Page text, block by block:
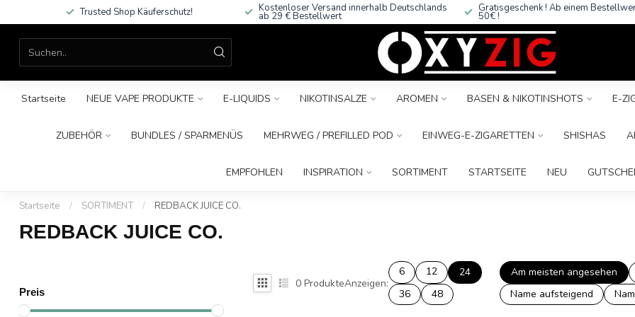
Trusted Shop Käuferschutz! Kostenloser Versand innerhalb Deutschlands
ab 29 € Bestellwert
Gratisgeschenk ! Ab einem
50€ !
Startseite NEUE VAPE PRODUKTE E-LIQUIDS NIKOTINSALZE AROMEN BASEN & NIKOTINSHOTS E-
ZUBEHÖR BUNDLES / SPARMENÜS MEHRWEG / PREFILLED POD EINWEG-E-ZIGARETTEN SHISHAS
EMPFOHLEN INSPIRATION SORTIMENT STARTSEITE NEU
Startseite / SORTIMENT / REDBACK JUICE CO.
REDBACK JUICE CO.
Preis
0 ProdukteAnzeigen:
6 12
24
36
48
Am meisten angesehen
Name aufsteigend